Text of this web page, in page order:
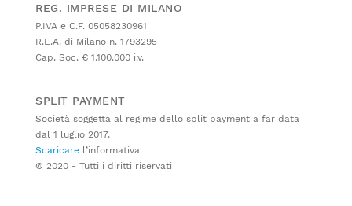
REG. IMPRESE DI MILANO
P.IVA e C.F. 05058230961
R.E.A. di Milano n. 1793295
Cap. Soc. € 1.100.000 i.v.
SPLIT PAYMENT
Società soggetta al regime dello split payment a far data
dal 1 luglio 2017.
Scaricare l’informativa
© 2020 - Tutti i diritti riservati